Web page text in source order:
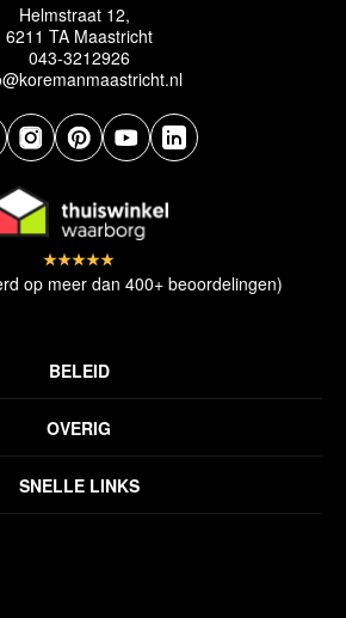
Helmstraat 12,
6211 TA Maastricht
043-3212926
SNELLE LINKS
OVERIG
BELEID
op meer dan 400+ beoordelingen)